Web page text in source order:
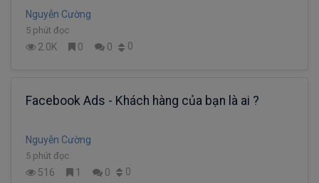
Nguyễn Cường
5 phút đọc
2.0K 0 0 0
Facebook Ads - Khách hàng của bạn là ai ?
Nguyễn Cường
5 phút đọc
516 1 0 0